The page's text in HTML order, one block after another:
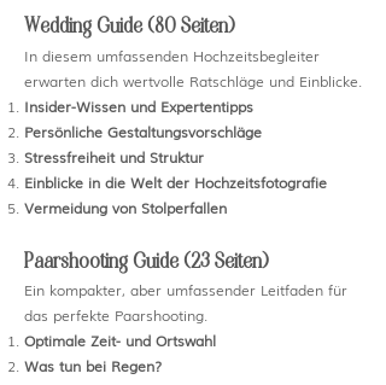
Wedding Guide (80 Seiten)
In diesem umfassenden Hochzeitsbegleiter
erwarten dich wertvolle Ratschläge und Einblicke.
Insider-Wissen und Expertentipps
Persönliche Gestaltungsvorschläge
Stressfreiheit und Struktur
Einblicke in die Welt der Hochzeitsfotografie
Vermeidung von Stolperfallen
Paarshooting Guide (23 Seiten)
Ein kompakter, aber umfassender Leitfaden für
das perfekte Paarshooting.
Optimale Zeit- und Ortswahl
Was tun bei Regen?